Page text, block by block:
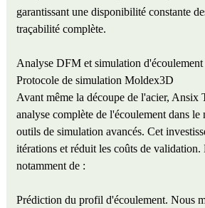
garantissant une disponibilité constante
traçabilité complète.
Analyse DFM et simulation d'écoulement
Protocole de simulation Moldex3D
Avant même la découpe de l'acier, Ansix
analyse complète de l'écoulement dans le
outils de simulation avancés. Cet
itérations et réduit les coûts de
notamment de :
Prédiction du profil d'écoulement. Nous